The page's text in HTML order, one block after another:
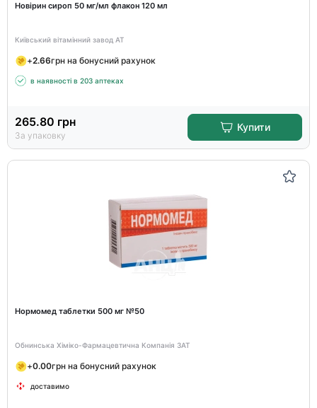
Новірин сироп 50 мг/мл флакон 120 мл
Київський вітамінний завод АТ
+2.66грн на бонусний рахунок
в наявності в 203 аптеках
265.80 грн
За упаковку
Купити
Нормомед таблетки 500 мг №50
Обнинська Хіміко-Фармацевтична Компанія ЗАТ
+0.00грн на бонусний рахунок
доставимо